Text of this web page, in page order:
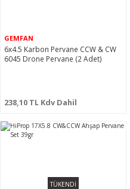
GEMFAN
6x4.5 Karbon Pervane CCW & CW
6045 Drone Pervane (2 Adet)
238,10 TL Kdv Dahil
TÜKENDİ